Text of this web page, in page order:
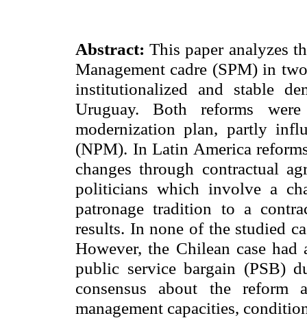
Abstract:This paper analyzes
Management cadre (SPM) in
institutionalized and stable
Uruguay. Both reforms
modernization plan, partly
(NPM). In Latin America
changes through contractual
politicians which involve a
patronage tradition to a
results. In none of the studied
However, the Chilean case
public service bargain (PSB)
consensus about the
management capacities,